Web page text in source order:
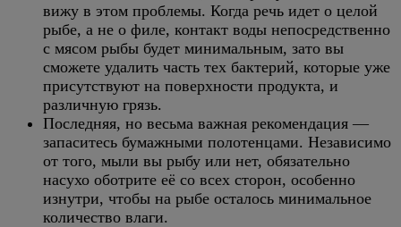
вижу в этом проблемы. Когда речь идет о целой
рыбе, а не о филе, контакт воды непосредственно
с мясом рыбы будет минимальным, зато вы
сможете удалить часть тех бактерий, которые уже
присутствуют на поверхности продукта, и
различную грязь.
Последняя, но весьма важная рекомендация —
запаситесь бумажными полотенцами. Независимо
от того, мыли вы рыбу или нет, обязательно
насухо оботрите её со всех сторон, особенно
изнутри, чтобы на рыбе осталось минимальное
количество влаги.